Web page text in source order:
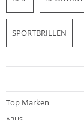
SPORTBRILLEN
Top Marken